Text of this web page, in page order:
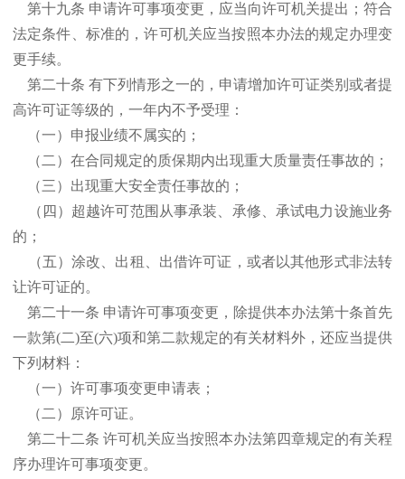
第十九条 申请许可事项变更，应当向许可机关提出；符合
法定条件、标准的，许可机关应当按照本办法的规定办理变
更手续。
第二十条 有下列情形之一的，申请增加许可证类别或者提
高许可证等级的，一年内不予受理：
（一）申报业绩不属实的；
（二）在合同规定的质保期内出现重大质量责任事故的；
（三）出现重大安全责任事故的；
（四）超越许可范围从事承装、承修、承试电力设施业务
的；
（五）涂改、出租、出借许可证，或者以其他形式非法转
让许可证的。
第二十一条 申请许可事项变更，除提供本办法第十条首先
一款第(二)至(六)项和第二款规定的有关材料外，还应当提供
下列材料：
（一）许可事项变更申请表；
（二）原许可证。
第二十二条 许可机关应当按照本办法第四章规定的有关程
序办理许可事项变更。